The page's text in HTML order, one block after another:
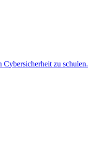
Cybersicherheit zu schulen.